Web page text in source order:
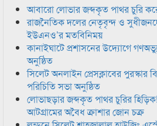
আবারো লোভার জব্দকৃত পাথর চুরি
রাজনৈতিক দলের নেতৃবৃন্দ ও
ইউএনও’র মতবিনিময়
কানাইঘাটে প্রশাসনের উদ্যোগে
অনুষ্ঠিত
সিলেট অনলাইন প্রেসক্লাবের
পরিচিতি সভা অনুষ্ঠিত
লোভাছড়ার জব্দকৃত পাথর চুরির
আটগ্রামের অবৈধ ক্রাশার জোন চক্র